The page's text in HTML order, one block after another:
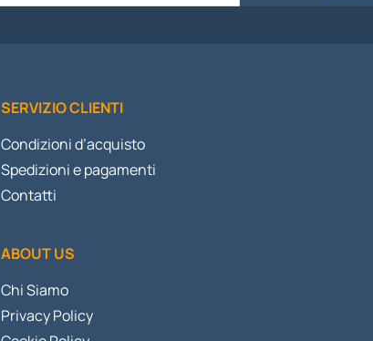
SERVIZIO CLIENTI
Condizioni d’acquisto
Spedizioni e pagamenti
Contatti
ABOUT US
Chi Siamo
Privacy Policy